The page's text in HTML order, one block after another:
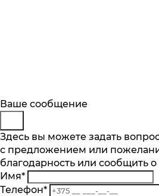
Описание
Отзывы
Основные характеристики
Количество скоростей, шт.
11
Количество насадок, шт.
Будьте в курсе
Подпишитесь на последние
и узнавайте о новинках и
предложениях первыми
Подписаться
Заказ обратного звонка
Представьтесь
Телефон*
Комментарий
Ваше сообщение
Здесь вы можете задать
с предложением или
благодарность или сообщить
Имя*
Телефон*